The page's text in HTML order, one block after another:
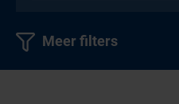
Meer filters